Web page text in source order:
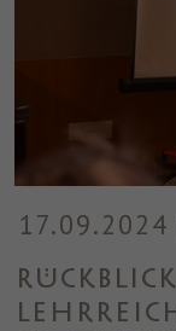
17.09.2024